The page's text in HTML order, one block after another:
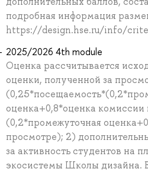
подробная информация
https://design.hse.ru/info/
2025/2026 4th module
Оценка рассчитывается
оценки, полученной за
оценка+0,8*оценка
(0,2*промежуточная
просмотре); 2)
за активность студентов на
экосистемы Школы дизайна.